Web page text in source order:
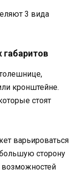
3 вида
кронштейне.
стоят
варьироваться
сторону
возможностей